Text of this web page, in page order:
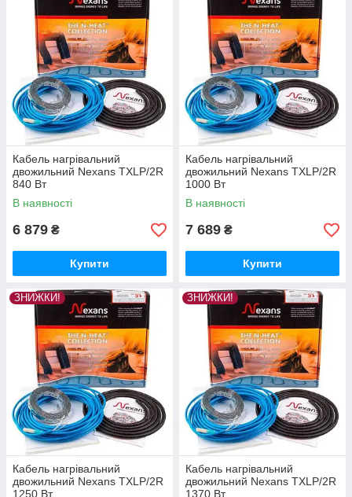
Кабель нагрівальний
двожильний Nexans TXLP/2R
840 Вт
В наявності
6 879 ₴
Купити
Кабель нагрівальний
двожильний Nexans TXLP/2R
1000 Вт
В наявності
7 689 ₴
Купити
ЗНИЖКИ!
Кабель нагрівальний
двожильний Nexans TXLP/2R
1250 Вт
ЗНИЖКИ!
Кабель нагрівальний
двожильний Nexans TXLP/2R
1370 Вт